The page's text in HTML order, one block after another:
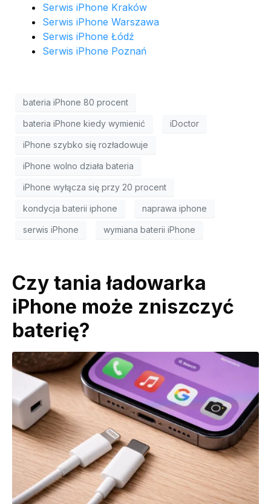
Serwis iPhone Kraków
Serwis iPhone Warszawa
Serwis iPhone Łódź
Serwis iPhone Poznań
bateria iPhone 80 procent
bateria iPhone kiedy wymienić iDoctor
iPhone szybko się rozładowuje
iPhone wolno działa bateria
iPhone wyłącza się przy 20 procent
kondycja baterii iphone naprawa iphone
serwis iPhone wymiana baterii iPhone
Czy tania ładowarka
iPhone może zniszczyć
baterię?